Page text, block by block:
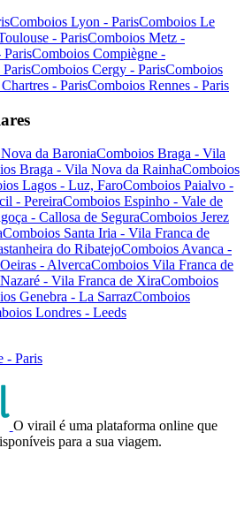
Comboios Lyon - ParisComboios Le
- ParisComboios Metz -
ParisComboios Compiègne -
Comboios Cergy - ParisComboios
- ParisComboios Rennes - Paris
da BaroniaComboios Braga - Vila
Braga - Vila Nova da RainhaComboios
Lagos - Luz, FaroComboios Paialvo -
- PereiraComboios Espinho - Vale de
- Callosa de SeguraComboios Jerez
Comboios Santa Iria - Vila Franca de
do RibatejoComboios Avanca -
- AlvercaComboios Vila Franca de
- Vila Franca de XiraComboios
Genebra - La SarrazComboios
Londres - Leeds
- Paris
O virail é uma plataforma online que
para a sua viagem.